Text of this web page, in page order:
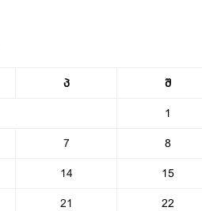
პ შ
1
7 8
14 15
21 22